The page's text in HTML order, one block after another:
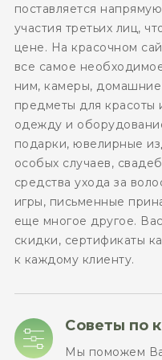
поставляется
участия третьих лиц,
цене. На красочном
все самое
ним, камеры, домашние
предметы для красоты
одежду и
подарки, ювелирные
особых случаев,
средства ухода за
игры, письменные
еще многое другое.
скидки, сертификаты
к каждому клиенту.
Советы по
Мы поможем